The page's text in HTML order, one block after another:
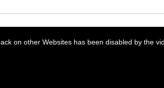
on other Websites has been disabled by the